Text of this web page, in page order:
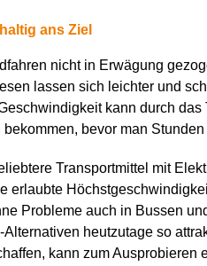
ans Ziel
nicht in Erwägung
lassen sich leichter und
kann durch
bevor man
Transportmittel mit
erlaubte
Probleme auch in Bussen
Alternativen heutzutage so
kann zum